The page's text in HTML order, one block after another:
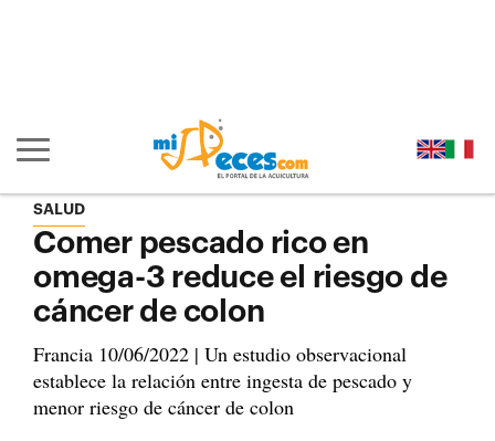
Mostrar/ocultar navegación principal
SALUD
Comer pescado rico en
omega-3 reduce el riesgo de
cáncer de colon
Francia 10/06/2022 | Un estudio observacional
establece la relación entre ingesta de pescado y
menor riesgo de cáncer de colon